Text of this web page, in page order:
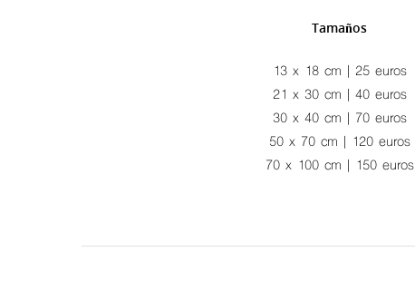
Tamaños
13 x 18 cm | 25 euros
21 x 30 cm | 40 euros
30 x 40 cm | 70 euros
50 x 70 cm | 120 euros
70 x 100 cm | 150 euros